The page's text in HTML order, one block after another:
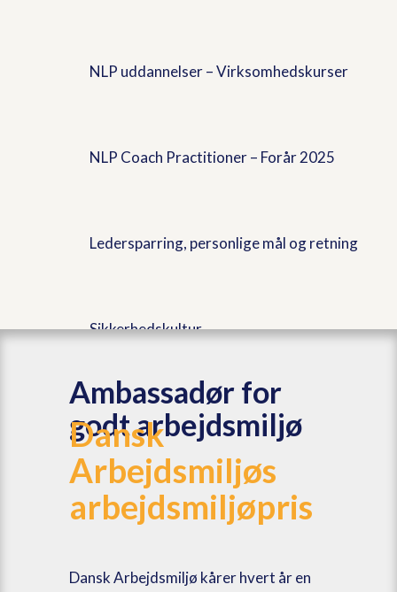
NLP uddannelser – Virksomhedskurser
NLP Coach Practitioner – Forår 2025
Ledersparring, personlige mål og retning
Sikkerhedskultur
Ambassadør for
godt arbejdsmiljø
Dansk
Arbejdsmiljøs
arbejdsmiljøpris
Dansk Arbejdsmiljø kårer hvert år en